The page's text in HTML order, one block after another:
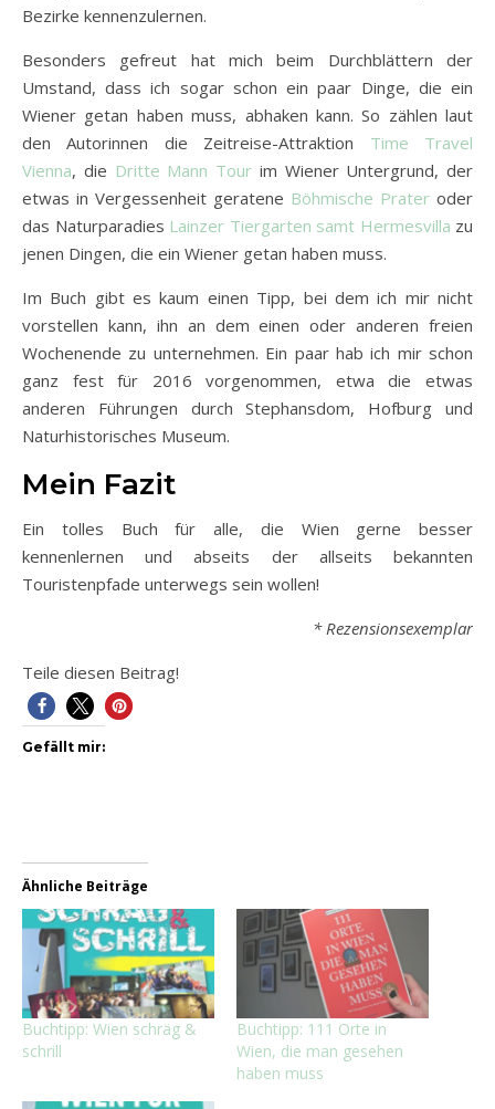
Bezirke kennenzulernen.
Besonders gefreut hat mich beim Durchblättern der
Umstand, dass ich sogar schon ein paar Dinge, die ein
Wiener getan haben muss, abhaken kann. So zählen laut
den Autorinnen die Zeitreise-Attraktion Time Travel
Vienna, die Dritte Mann Tour im Wiener Untergrund, der
etwas in Vergessenheit geratene Böhmische Prater oder
das Naturparadies Lainzer Tiergarten samt Hermesvilla zu
jenen Dingen, die ein Wiener getan haben muss.
Im Buch gibt es kaum einen Tipp, bei dem ich mir nicht
vorstellen kann, ihn an dem einen oder anderen freien
Wochenende zu unternehmen. Ein paar hab ich mir schon
ganz fest für 2016 vorgenommen, etwa die etwas
anderen Führungen durch Stephansdom, Hofburg und
Naturhistorisches Museum.
Mein Fazit
Ein tolles Buch für alle, die Wien gerne besser
kennenlernen und abseits der allseits bekannten
Touristenpfade unterwegs sein wollen!
* Rezensionsexemplar
Teile diesen Beitrag!
Gefällt mir:
Ähnliche Beiträge
Buchtipp: Wien schräg &
schrill
Buchtipp: 111 Orte in
Wien, die man gesehen
haben muss